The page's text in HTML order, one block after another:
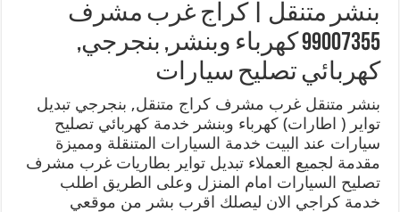
بنشر متنقل | كراج غرب مشرف
99007355 كهرباء وبنشر, بنجرجي,
كهربائي تصليح سيارات
بنشر متنقل غرب مشرف كراج متنقل, بنجرجي تبديل
تواير ( اطارات) كهرباء وبنشر خدمة كهربائي تصليح
سيارات عند البيت خدمة السيارات المتنقلة ومميزة
مقدمة لجميع العملاء تبديل تواير بطاريات غرب مشرف
تصليح السيارات امام المنزل وعلى الطريق اطلب
خدمة كراجي الان ليصلك اقرب بشر من موقعي